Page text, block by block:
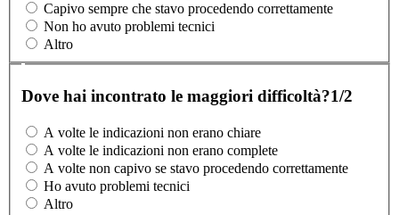
Capivo sempre che stavo procedendo correttamente
Non ho avuto problemi tecnici
Altro
Dove hai incontrato le maggiori difficoltà?1/2
A volte le indicazioni non erano chiare
A volte le indicazioni non erano complete
A volte non capivo se stavo procedendo correttamente
Ho avuto problemi tecnici
Altro